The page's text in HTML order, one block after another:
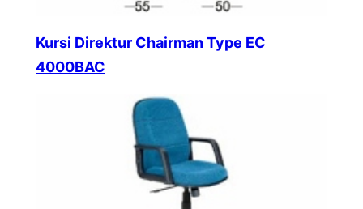
Kursi Direktur Chairman Type EC
4000BAC